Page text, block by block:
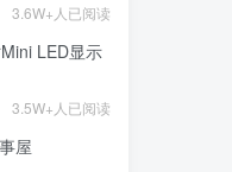
3.6W+人已阅读
LED显示
3.5W+人已阅读
屋